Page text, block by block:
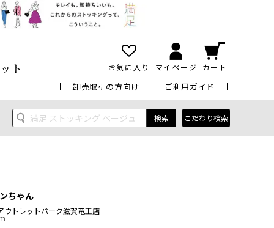
ト お気に入り マイページ カート
卸売取引の方向け ご利用ガイド
検索 こだわり検索
ちゃん
ウトレットパーク滋賀竜王店